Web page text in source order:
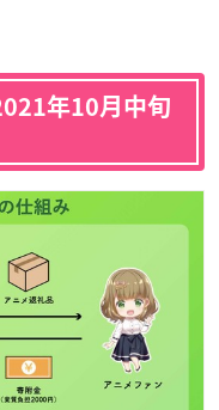
年10月中旬